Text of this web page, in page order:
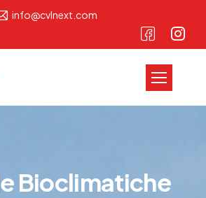
info@cvlnext.com
eBioclimatiche